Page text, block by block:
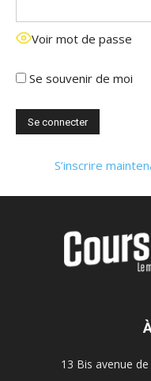
Voir mot de passe
Se souvenir de moi
S’inscrire
13 Bis avenue